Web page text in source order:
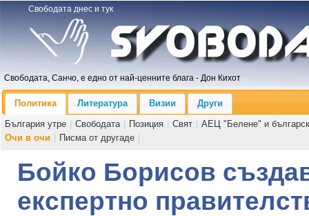
Свободата днес и тук
Свободата, Санчо, е едно от най-ценните блага - Дон Кихот
Политика Литература Визии
Други
България утре
Свободата Позиция Свят
АЕЦ "Белене" и
Очи в очи
Писма от другаде
Бойко Борисов
експертно